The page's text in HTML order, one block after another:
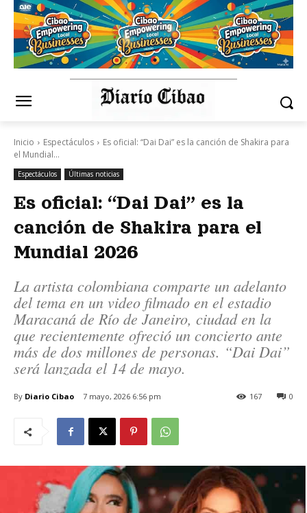
Inicio Espectáculos
Es oficial: “Dai Dai” es la canción de Shakira para
el Mundial...
Espectáculos Últimas noticias
Es oficial: “Dai Dai” es la
canción de Shakira para el
Mundial 2026
La artista colombiana comparte un adelanto
del tema en un video filmado en el estadio
Maracaná de Río de Janeiro, ciudad en la
que recientemente ofreció un concierto ante
más de dos millones de personas. “Dai Dai”
será lanzada el 14 de mayo.
By Diario Cibao 7 mayo, 2026 6:56 pm 0
167